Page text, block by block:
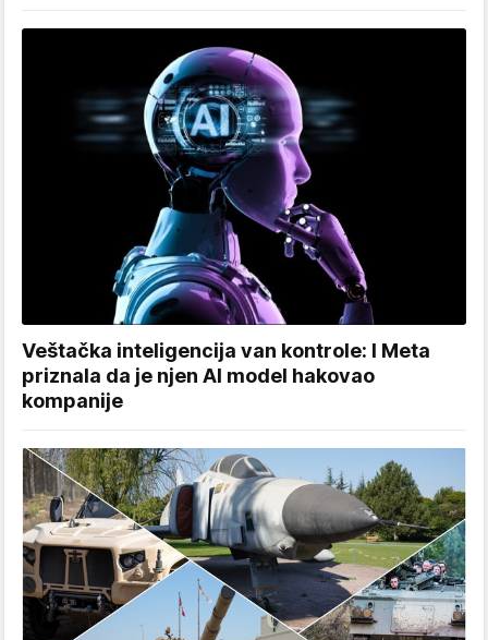
Veštačka inteligencija van kontrole: I Meta
priznala da je njen AI model hakovao
kompanije